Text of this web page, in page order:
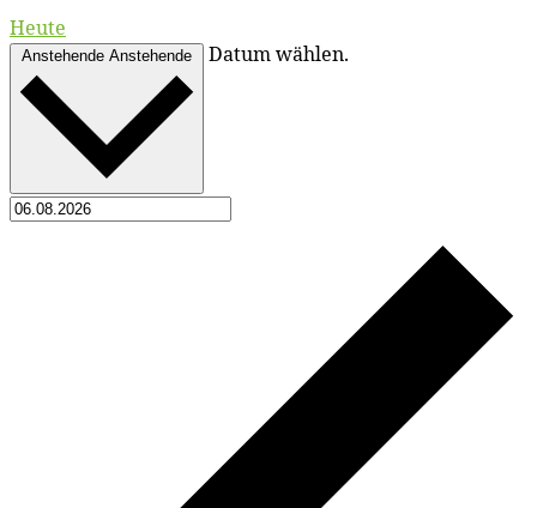
Heute
Anstehende Anstehende Datum wählen.